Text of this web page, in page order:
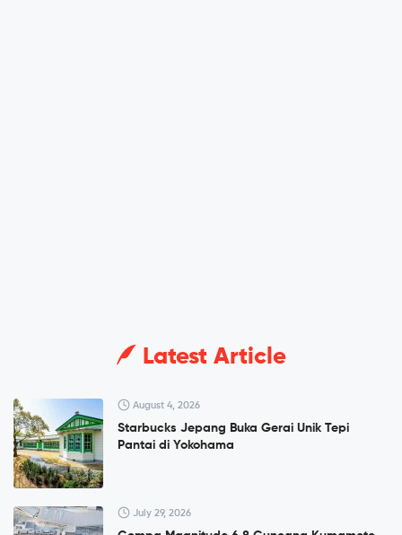
Latest Article
August 4, 2026
Starbucks Jepang Buka Gerai Unik Tepi
Pantai di Yokohama
July 29, 2026